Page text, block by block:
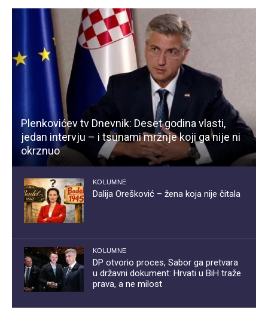
Plenkovićev tv Dnevnik: Deset godina vlasti,
jedan intervju – i tsunami mržnje koji ga nije ni
okrznuo
KOLUMNE
Dalija Orešković – žena koja nije čitala
KOLUMNE
DP otvorio proces, Sabor ga pretvara
u državni dokument: Hrvati u BiH traže
prava, a ne milost